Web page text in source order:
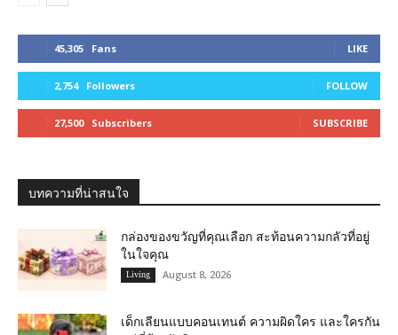
45,305 Fans LIKE
2,754 Followers FOLLOW
27,500 Subscribers SUBSCRIBE
บทความที่น่าสนใจ
กล่องของขวัญที่คุณเลือก สะท้อนความกลัวที่อยู่
ในใจคุณ
Living August 8, 2026
เด็กเลียนแบบคอนเทนต์ ความผิดใคร และใครกัน